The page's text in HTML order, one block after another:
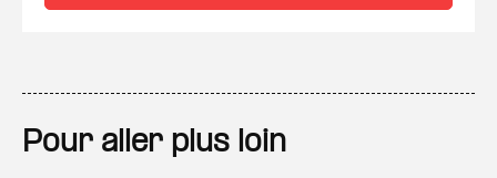
Pour aller plus loin